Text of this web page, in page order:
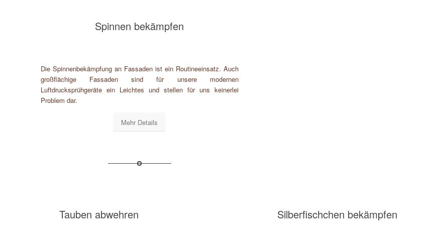
Spinnen bekämpfen
Die Spinnenbekämpfung an Fassaden ist ein Routineeinsatz. Auch
großflächige Fassaden sind für unsere modernen
Luftdrucksprühgeräte ein Leichtes und stellen für uns keinerlei
Problem dar.
Mehr Details
Tauben abwehren Silberfischchen bekämpfen